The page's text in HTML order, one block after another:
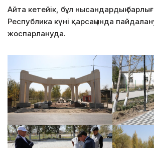
Айта кетейік, бұл нысандардың
Республика күні қарсаңында
жоспарлануда.